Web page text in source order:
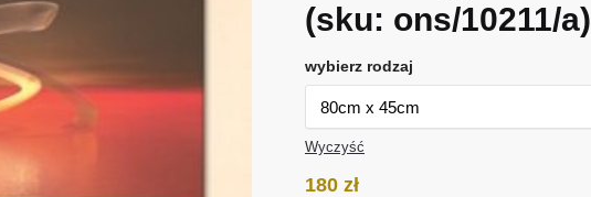
(sku: ons/10211/a)
wybierz rodzaj
Wyczyść
180 zł